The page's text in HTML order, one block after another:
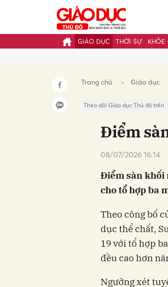
GIÁO DỤC THỜI SỰ KHỎE
Trang chủ Giáo dục
Theo dõi Giáo dục Thủ đô trên
Điểm
08/07/2026 16:14
Điểm sàn khối
cho tổ hợp ba
Theo công bố
dục thể chất,
19 với tổ hợp
đều cao hơn
Ngưỡng xét